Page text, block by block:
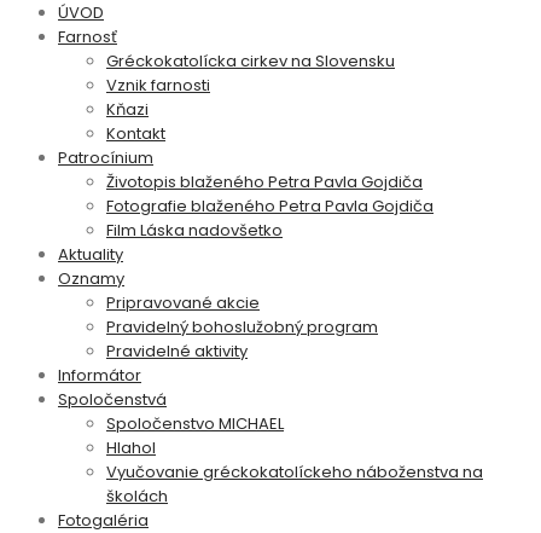
ÚVOD
Farnosť
Gréckokatolícka cirkev na Slovensku
Vznik farnosti
Kňazi
Kontakt
Patrocínium
Životopis blaženého Petra Pavla Gojdiča
Fotografie blaženého Petra Pavla Gojdiča
Film Láska nadovšetko
Aktuality
Oznamy
Pripravované akcie
Pravidelný bohoslužobný program
Pravidelné aktivity
Informátor
Spoločenstvá
Spoločenstvo MICHAEL
Hlahol
Vyučovanie gréckokatolíckeho náboženstva na
školách
Fotogaléria